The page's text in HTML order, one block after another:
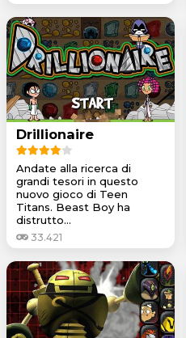
Drillionaire
Andate alla ricerca di
grandi tesori in questo
nuovo gioco di Teen
Titans. Beast Boy ha
distrutto...
33.421